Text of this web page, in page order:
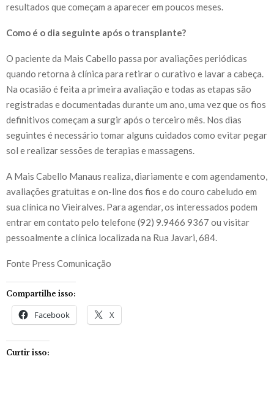
resultados que começam a aparecer em poucos meses.
Como é o dia seguinte após o transplante?
O paciente da Mais Cabello passa por avaliações periódicas
quando retorna à clínica para retirar o curativo e lavar a cabeça.
Na ocasião é feita a primeira avaliação e todas as etapas são
registradas e documentadas durante um ano, uma vez que os fios
definitivos começam a surgir após o terceiro mês. Nos dias
seguintes é necessário tomar alguns cuidados como evitar pegar
sol e realizar sessões de terapias e massagens.
A Mais Cabello Manaus realiza, diariamente e com agendamento,
avaliações gratuitas e on-line dos fios e do couro cabeludo em
sua clínica no Vieiralves. Para agendar, os interessados podem
entrar em contato pelo telefone (92) 9.9466 9367 ou visitar
pessoalmente a clínica localizada na Rua Javari, 684.
Fonte Press Comunicação
Compartilhe isso:
Facebook X
Curtir isso: